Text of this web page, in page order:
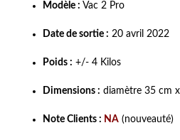
Modèle : Vac 2 Pro
Date de sortie : 20 avril 2022
Poids : +/- 4 Kilos
Dimensions : diamètre 35 cm
Note Clients : NA (nouveauté)